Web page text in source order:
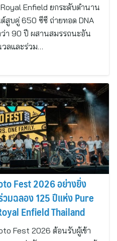
Enfield ยกระดับตำนาน
สูบคู่ 650 ซีซี ถ่ายทอด DNA
า 90 ปี ผสานสมรรถนะอัน
ลและร่วม…
Fest 2026 อย่างยิ่ง
มฉลอง 125 ปีแห่ง Pure
Enfield Thailand
Fest 2026 ต้อนรับผู้เข้า